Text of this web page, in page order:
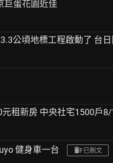
巨蛋花園近佳
公頃地標工程啟動了 台日
元租新房 中央社宅1500戶8/
健身車一台 已刪文